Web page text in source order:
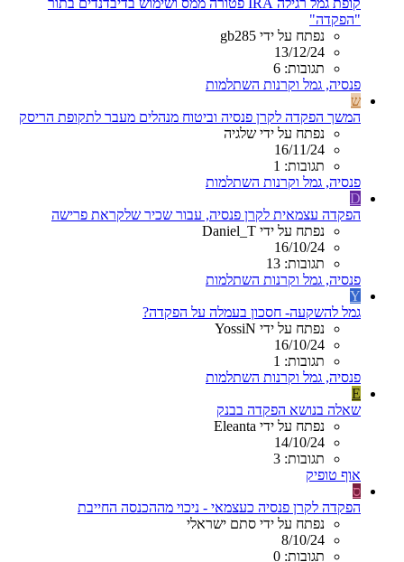
קופת גמל רגילה IRA פטורה ממס ושימוש בדיבדנדים בתור
"הפקדה"
נפתח על ידי gb285
13/12/24
תגובות: 6
פנסיה, גמל וקרנות השתלמות
ש
המשך הפקדה לקרן פנסיה וביטוח מנהלים מעבר לתקופת הריסק
נפתח על ידי שלגיה
16/11/24
תגובות: 1
פנסיה, גמל וקרנות השתלמות
D
הפקדה עצמאית לקרן פנסיה, עבור שכיר שלקראת פרישה
נפתח על ידי Daniel_T
16/10/24
תגובות: 13
פנסיה, גמל וקרנות השתלמות
Y
גמל להשקעה- חסכון בעמלה על הפקדה?
נפתח על ידי YossiN
16/10/24
תגובות: 1
פנסיה, גמל וקרנות השתלמות
E
שאלה בנושא הפקדה בבנק
נפתח על ידי Eleanta
14/10/24
תגובות: 3
אוף טופיק
ס
הפקדה לקרן פנסיה כעצמאי - ניכוי מההכנסה החייבת
נפתח על ידי סתם ישראלי
8/10/24
תגובות: 0